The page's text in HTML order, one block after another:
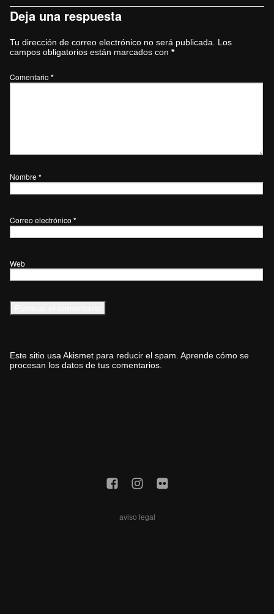
Deja una respuesta
Tu dirección de correo electrónico no será publicada.
Los
campos obligatorios están marcados con *
Comentario *
Nombre *
Correo electrónico *
Web
Este sitio usa Akismet para reducir el spam. Aprende cómo se
procesan los datos de tus comentarios.
aviso legal